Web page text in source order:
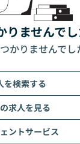
りませんで
かりませんで
を検索する
求人を見る
ントサービス